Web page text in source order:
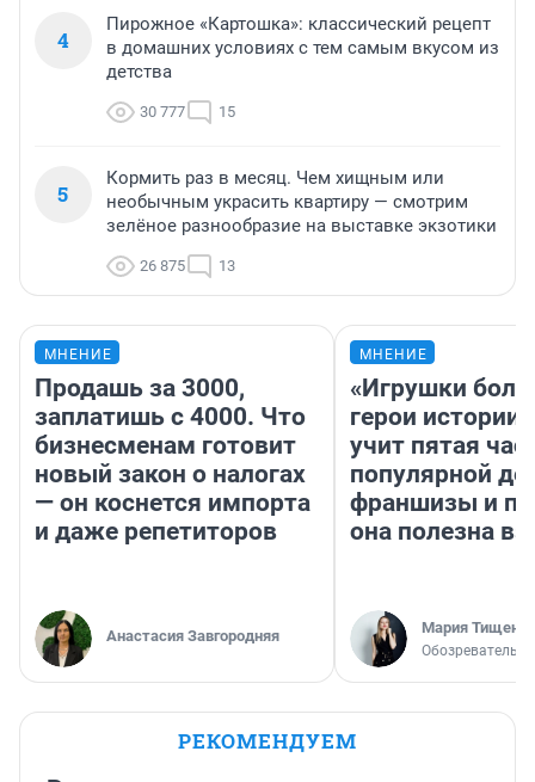
4
Пирожное «Картошка»: классический рецепт
в домашних условиях с тем самым вкусом из
детства
30 777 15
5
Кормить раз в месяц. Чем хищным или
необычным украсить квартиру — смотрим
зелёное разнообразие на выставке экзотики
26 875 13
МНЕНИЕ
Продашь за 3000,
заплатишь с 4000. Что
бизнесменам готовит
новый закон о налогах
— он коснется импорта
и даже репетиторов
Анастасия Завгородняя
МНЕНИЕ
«Игрушки
герои
учит пятая
популярной
франшизы и
она полезна
Мария Тищенко
Обозреватель
РЕКОМЕНДУЕМ